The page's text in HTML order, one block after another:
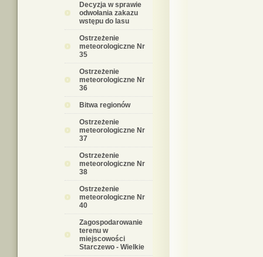
Decyzja w sprawie
odwołania zakazu
wstępu do lasu
Ostrzeżenie
meteorologiczne Nr
35
Ostrzeżenie
meteorologiczne Nr
36
Bitwa regionów
Ostrzeżenie
meteorologiczne Nr
37
Ostrzeżenie
meteorologiczne Nr
38
Ostrzeżenie
meteorologiczne Nr
40
Zagospodarowanie
terenu w
miejscowości
Starczewo - Wielkie